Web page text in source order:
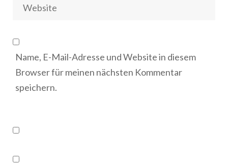
Name, E-Mail-Adresse und Website in diesem
Browser für meinen nächsten Kommentar
speichern.